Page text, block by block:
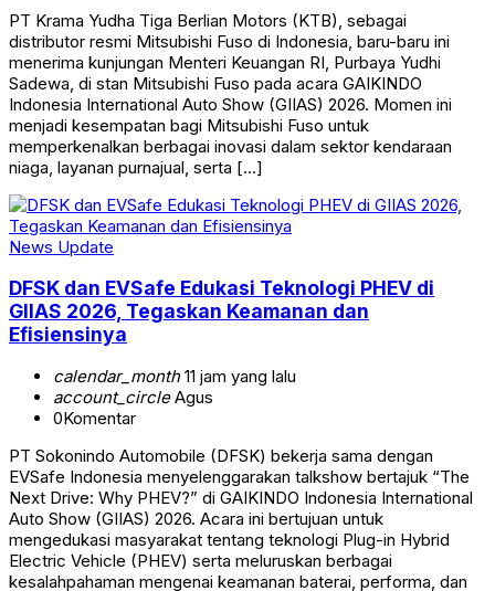
PT Krama Yudha Tiga Berlian Motors (KTB), sebagai
distributor resmi Mitsubishi Fuso di Indonesia, baru-baru ini
menerima kunjungan Menteri Keuangan RI, Purbaya Yudhi
Sadewa, di stan Mitsubishi Fuso pada acara GAIKINDO
Indonesia International Auto Show (GIIAS) 2026. Momen ini
menjadi kesempatan bagi Mitsubishi Fuso untuk
memperkenalkan berbagai inovasi dalam sektor kendaraan
niaga, layanan purnajual, serta […]
News Update
DFSK dan EVSafe Edukasi Teknologi PHEV di
GIIAS 2026, Tegaskan Keamanan dan
Efisiensinya
calendar_month11 jam yang lalu
account_circleAgus
0Komentar
PT Sokonindo Automobile (DFSK) bekerja sama dengan
EVSafe Indonesia menyelenggarakan talkshow bertajuk “The
Next Drive: Why PHEV?” di GAIKINDO Indonesia International
Auto Show (GIIAS) 2026. Acara ini bertujuan untuk
mengedukasi masyarakat tentang teknologi Plug-in Hybrid
Electric Vehicle (PHEV) serta meluruskan berbagai
kesalahpahaman mengenai keamanan baterai, performa, dan